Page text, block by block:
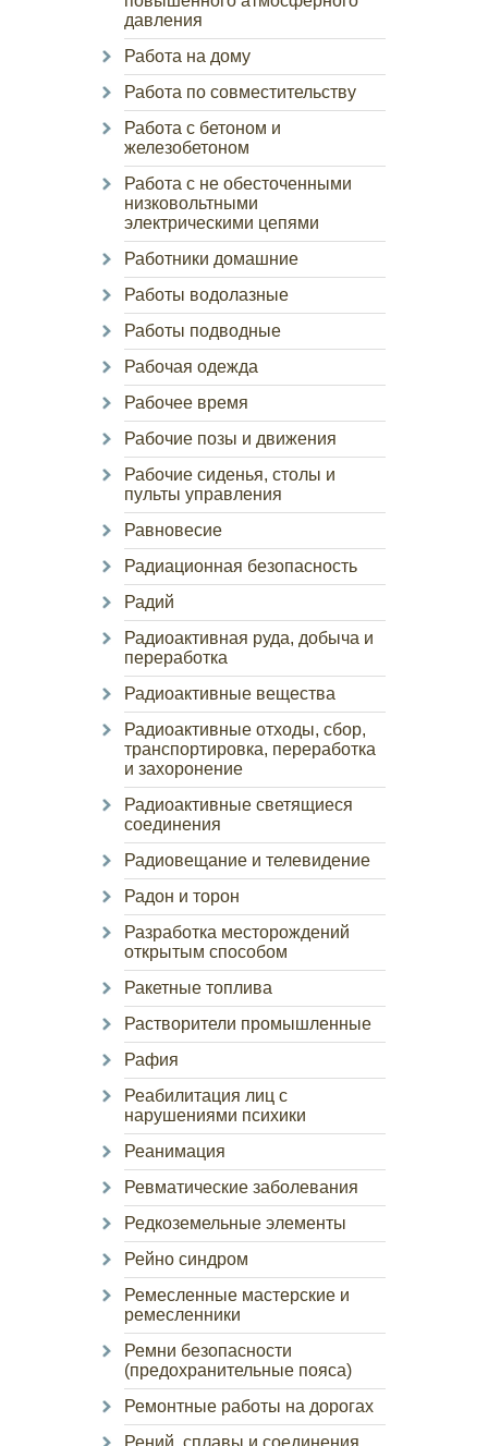
давления
Работа на дому
Работа по совместительству
Работа с бетоном и
железобетоном
Работа с не обесточенными
низковольтными
электрическими цепями
Работники домашние
Работы водолазные
Работы подводные
Рабочая одежда
Рабочее время
Рабочие позы и движения
Рабочие сиденья, столы и
пульты управления
Равновесие
Радиационная безопасность
Радий
Радиоактивная руда, добыча и
переработка
Радиоактивные вещества
Радиоактивные отходы, сбор,
транспортировка, переработка
и захоронение
Радиоактивные светящиеся
соединения
Радиовещание и телевидение
Радон и торон
Разработка месторождений
открытым способом
Ракетные топлива
Растворители промышленные
Рафия
Реабилитация лиц с
нарушениями психики
Реанимация
Ревматические заболевания
Редкоземельные элементы
Рейно синдром
Ремесленные мастерские и
ремесленники
Ремни безопасности
(предохранительные пояса)
Ремонтные работы на дорогах
Рений, сплавы и соединения